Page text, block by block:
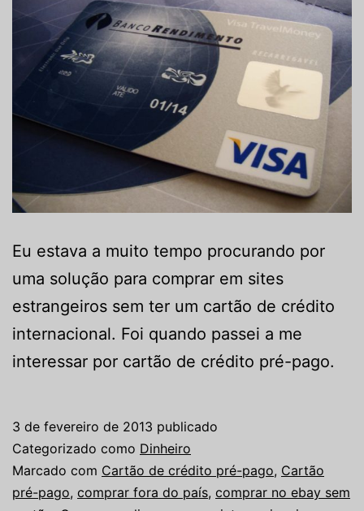
Eu estava a muito tempo procurando por
uma solução para comprar em sites
estrangeiros sem ter um cartão de crédito
internacional. Foi quando passei a me
interessar por cartão de crédito pré-pago.
3 de fevereiro de 2013 publicado
Categorizado como Dinheiro
Marcado com Cartão de crédito pré-pago, Cartão
pré-pago, comprar fora do país, comprar no ebay sem